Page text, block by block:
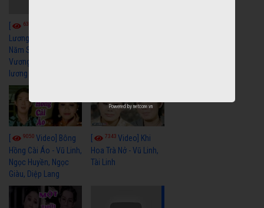
6317
Lương Xưa : Rồi 30
Năm Sau - Minh
Vương Lệ Thủy | cải
lương xã hội hay nhất
9050 Video] Bông
Hồng Cài Áo - Vũ Linh,
Ngọc Huyền, Ngọc
Giàu, Diệp Lang
7343Video] Khi
Hoa Trà Nở - Vũ Linh,
Tài Linh
Powered by netcore.vn